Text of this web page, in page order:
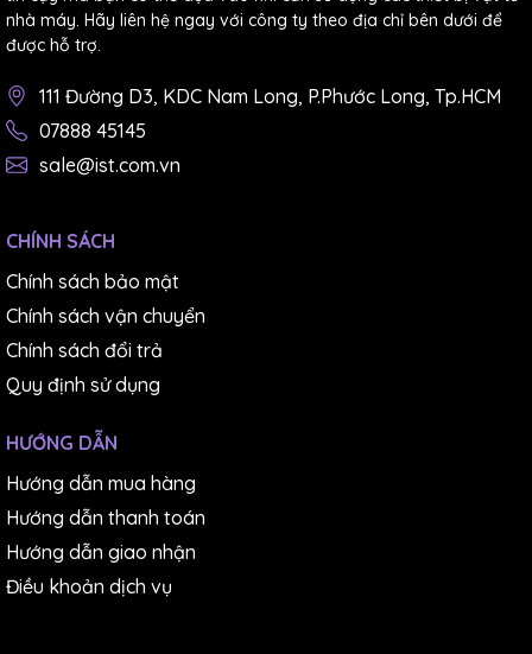
3.6. Sử dụng thuận tiện, bảo quản dễ dàng
Đồng hồ đo độ dày điện tử Mitutoyo được trang bị
viên pin SR44 Mitutoyo
cho đồng hồ hoạt động ở trạng thái tốt nhất. Ngoài ra,
nhà máy. Hãy liên hệ ngay với công ty theo địa chỉ bên dưới để
được hỗ trợ.
111 Đường D3, KDC Nam Long, P.Phước Long, Tp.HCM
07888 45145
sale@ist.com.vn
CHÍNH SÁCH
Chính sách bảo mật
Chính sách vận chuyển
Chính sách đổi trả
Quy định sử dụng
HƯỚNG DẪN
Hướng dẫn mua hàng
Hướng dẫn thanh toán
Hướng dẫn giao nhận
Điều khoản dịch vụ